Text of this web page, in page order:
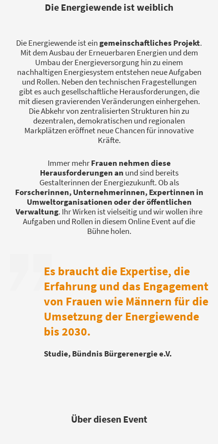
Die Energiewende ist weiblich
Die Energiewende ist eingemeinschaftliches Projekt.
Mit dem Ausbau der Erneuerbaren Energien und dem
Umbau der Energieversorgung hin zu einem
nachhaltigen Energiesystem entstehen neue Aufgaben
und Rollen. Neben den technischen Fragestellungen
gibt es auch gesellschaftliche Herausforderungen, die
mit diesen gravierenden Veränderungen einhergehen.
Die Abkehr von zentralisierten Strukturen hin zu
dezentralen, demokratischen und regionalen
Markplätzen eröffnet neue Chancen für innovative
Kräfte.
Immer mehrFrauen nehmen diese
Herausforderungen an und sind bereits
Gestalterinnen der Energiezukunft. Ob als
Forscherinnen, Unternehmerinnen, Expertinnen in
Umweltorganisationen oder der öffentlichen
Verwaltung. Ihr Wirken ist vielseitig und wir wollen ihre
Aufgaben und Rollen in diesem Online Event auf die
Bühne holen.
Es braucht die Expertise, die
Erfahrung und das Engagement
von Frauen wie Männern für die
Umsetzung der Energiewende
bis 2030.
Studie, Bündnis Bürgerenergie e.V.
Über diesen Event